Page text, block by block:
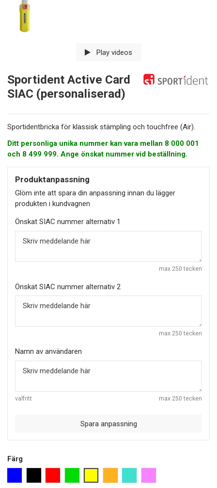
Play videos
Sportident Active Card
SIAC (personaliserad)
Sportidentbricka för klassisk stämpling och touchfree (Air).
Ditt personliga unika nummer kan vara mellan 8 000 001
och 8 499 999. Ange önskat nummer vid beställning.
Produktanpassning
Glöm inte att spara din anpassning innan du lägger
produkten i kundvagnen
Önskat SIAC nummer alternativ 1
max 250 tecken
Önskat SIAC nummer alternativ 2
max 250 tecken
Namn av användaren
valfritt max 250 tecken
Spara anpassning
Färg